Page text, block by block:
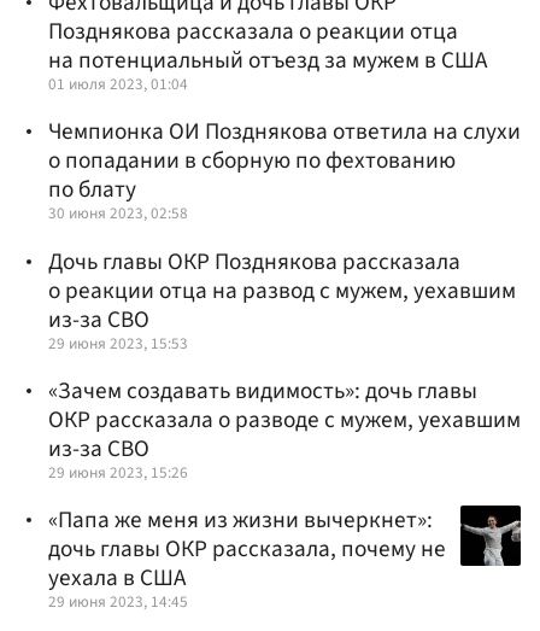
Позднякова рассказала о реакции отца
на потенциальный отъезд за мужем в США
01 июля 2023, 01:04
Чемпионка ОИ Позднякова ответила на слухи
о попадании в сборную по фехтованию
по блату
30 июня 2023, 02:58
Дочь главы ОКР Позднякова рассказала
о реакции отца на развод с мужем, уехавшим
из-за СВО
29 июня 2023, 15:53
«Зачем создавать видимость»: дочь главы
ОКР рассказала о разводе с мужем, уехавшим
из-за СВО
29 июня 2023, 15:26
«Папа же меня из жизни вычеркнет»:
дочь главы ОКР рассказала, почему не
уехала в США
29 июня 2023, 14:45